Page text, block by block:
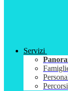
Servizi